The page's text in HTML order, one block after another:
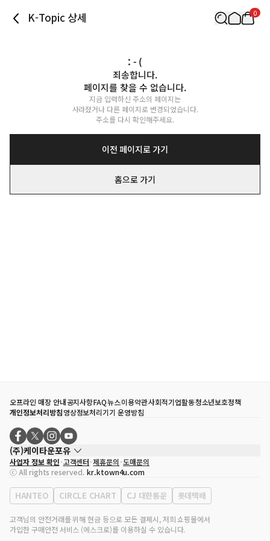
K-Topic 상세 0
: - (
죄송합니다.
페이지를 찾을 수 없습니다.
지금 입력하신 주소의 페이지는
사라졌거나 다른 페이지로 변경되었습니다.
주소를 다시 확인해주세요.
이전 페이지로 가기
홈으로 가기
오프라인 매장 안내공지사항FAQ뉴스이용약관사회적기업활동청소년보호정책
개인정보처리방침영상정보처리기기 운영방침
(주)케이타운포유
대표자
송효민
사업자등록번호
120-87-71116
통신판매업 신고번호 제2011-서울강남-02223
대표전화
02-552-9855
사업자 정보 확인 고객센터 제휴문의 도매문의
ⓒ All rights reserved. kr.ktown4u.com
HANTEO CIRCLE CHART CJ 대한통운 롯데택배
고객님의 안전거래를 위해 현금 등으로 모든 결제시, 저희 쇼핑몰에서
가입한 구매안전 서비스 (에스크로)를 이용하실 수 있습니다.